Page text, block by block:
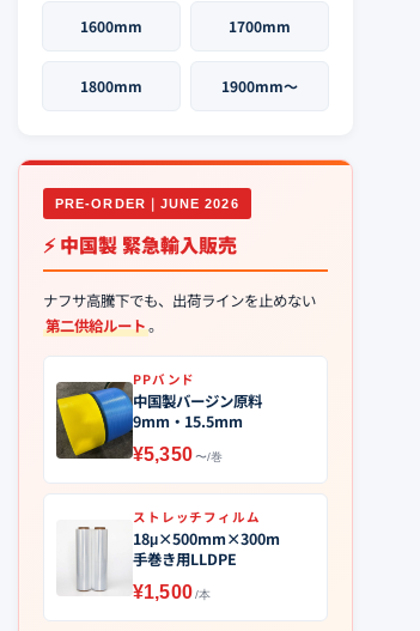
1600mm 1700mm
1800mm 1900mm〜
PRE-ORDER｜JUNE 2026
⚡ 中国製 緊急輸入販売
ナフサ高騰下でも、出荷ラインを止めない
第二供給ルート。
PPバンド
中国製バージン原料
9mm・15.5mm
¥5,350〜/巻
ストレッチフィルム
18μ×500mm×300m
手巻き用LLDPE
¥1,500/本